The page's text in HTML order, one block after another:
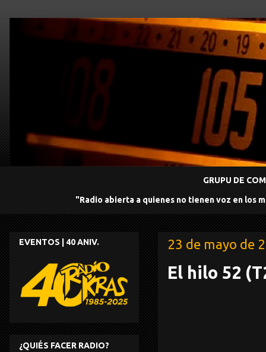
GRUPU DE
"Radio abierta a quienes no tienen voz en los
23 de mayo de
El hilo 52
EVENTOS | 40 ANIV.
¿QUIÉS FACER RADIO?